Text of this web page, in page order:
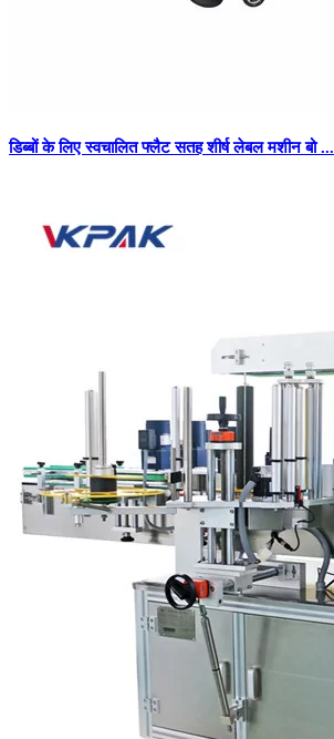
डिब्बों के लिए स्वचालित फ्लैट सतह शीर्ष लेबल मशीन बो ...